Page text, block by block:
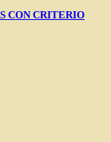
CON CRITERIO